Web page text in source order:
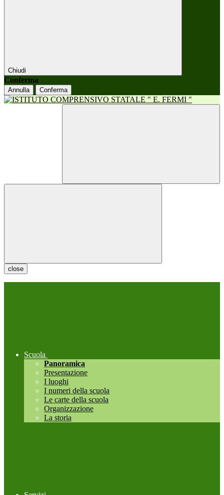
Chiudi
Conferma
Annulla Conferma
close
Scuola
Panoramica
Presentazione
I luoghi
I numeri della scuola
Le carte della scuola
Organizzazione
La storia